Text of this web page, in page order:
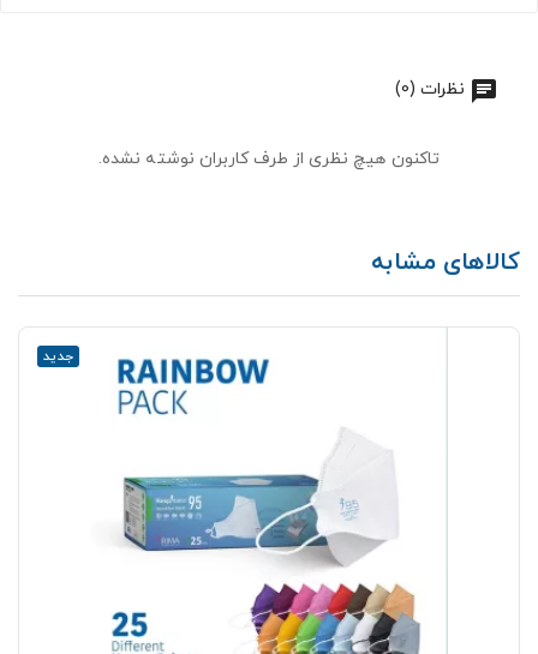
نظرات (0)
تاکنون هیچ نظری از طرف کاربران نوشته نشده.
کالاهای مشابه
جدید